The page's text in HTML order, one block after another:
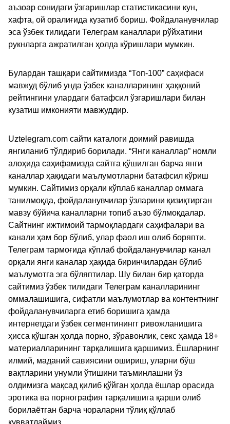
аъзоар сонидаги ўзгаришлар статистикасини кун,
хафта, ой оралиғида кузатиб бориш. Фойдаланувчилар
эса ўзбек тилидаги Телеграм каналлари рўйхатини
рукнларга ажратилган ҳолда кўришлари мумкин.
Булардан ташқари сайтимизда “Топ-100” саҳифаси
мавжуд бўлиб унда ўзбек каналларининг ҳаққоний
рейтингини улардаги батафсил ўзгаришлари билан
кузатиш имконияти мавжуддир.
Uztelegram.com сайти каталоги доимий равишда
янгиланиб тўлдириб борилади. “Янги каналлар” номли
алоҳида саҳифамизда сайтга қўшилган барча янги
каналлар ҳақидаги маълумотларни батафсил кўриш
мумкин. Сайтимиз орқали кўплаб каналлар оммага
танилмоқда, фойдаланувчилар ўзларини қизиқтирган
мавзу бўйича каналларни топиб аъзо бўлмоқдалар.
Сайтнинг ижтимоий тармоқлардаги саҳифалари ва
канали ҳам бор бўлиб, улар фаол иш олиб боряпти.
Телеграм тармоғида кўплаб фойдаланувчилар канал
орқали янги каналар ҳақида биринчилардан бўлиб
маълумотга эга бўляптилар. Шу билан бир қаторда
сайтимиз ўзбек тилидаги Телеграм каналларининг
оммалашишига, сифатли маълумотлар ва контентнинг
фойдаланувчиларга етиб боришига ҳамда
интернетдаги ўзбек сегментинингг ривожланишига
ҳисса қўшган ҳолда порно, зўравонлик, секс ҳамда 18+
материалларининг тарқалишига қаршимиз. Ёшларнинг
илмий, маданий савиясини ошириш, уларни бўш
вақтларини унумли ўтишини таъминлашни ўз
олдимизга мақсад қилиб қўйган ҳолда ёшлар орасида
эротика ва порнография тарқалишига қарши олиб
борилаётган барча чораларни тўлиқ қўллаб
қувватлаймиз